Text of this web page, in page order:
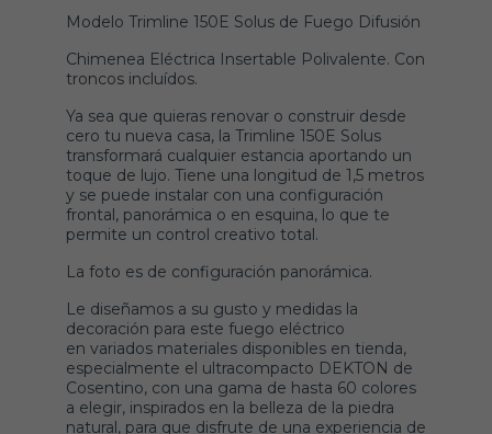
Modelo Trimline 150E Solus de Fuego Difusión
Chimenea Eléctrica Insertable Polivalente. Con
troncos incluídos.
Ya sea que quieras renovar o construir desde
cero tu nueva casa, la Trimline 150E Solus
transformará cualquier estancia aportando un
toque de lujo. Tiene una longitud de 1,5 metros
y se puede instalar con una configuración
frontal, panorámica o en esquina, lo que te
permite un control creativo total.
La foto es de configuración panorámica.
Le diseñamos a su gusto y medidas la
decoración para este fuego eléctrico
en variados materiales disponibles en tienda,
especialmente el ultracompacto DEKTON de
Cosentino, con una gama de hasta 60 colores
a elegir, inspirados en la belleza de la piedra
natural, para que disfrute de una experiencia de